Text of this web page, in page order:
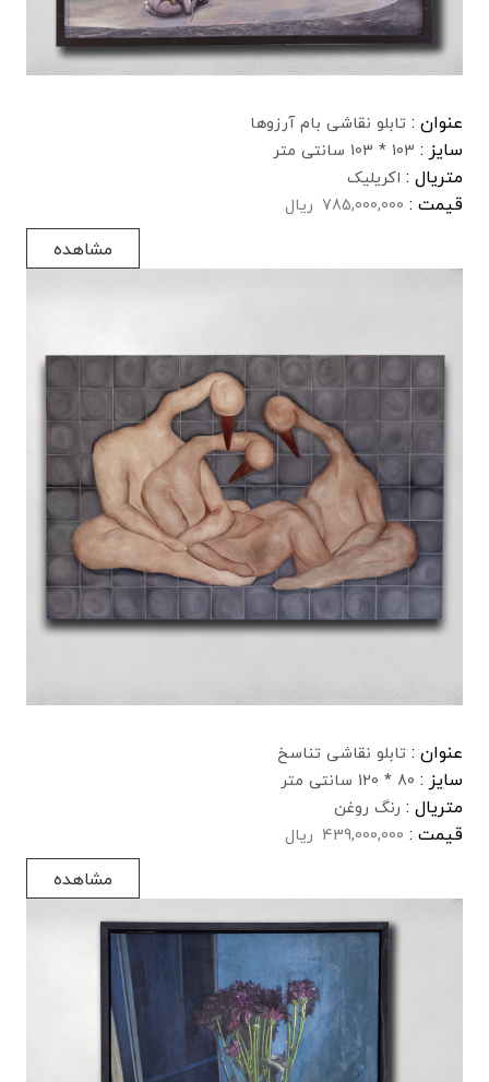
عنوان : تابلو نقاشی بام آرزوها
سایز : 103 * 103 سانتی متر
متریال : اکریلیک
قیمت : 785,000,000 ریال
مشاهده
عنوان : تابلو نقاشی تناسخ
سایز : 80 * 120 سانتی متر
متریال : رنگ روغن
قیمت : 439,000,000 ریال
مشاهده